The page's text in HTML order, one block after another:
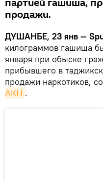
партией гашиша,
продажи.
ДУШАНБЕ, 23 янв —
килограммов гашиша
января при обыске
прибывшего в
продажи наркотиков,
АКН .